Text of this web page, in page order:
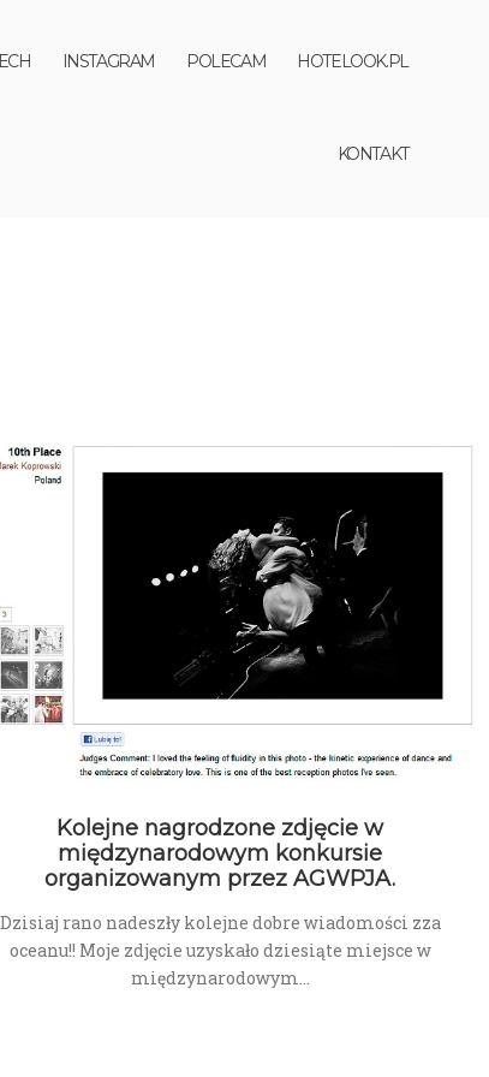
INSTAGRAM POLECAM HOTELOOK.PL
KONTAKT
Kolejne nagrodzone zdjęcie w
międzynarodowym konkursie
organizowanym przez AGWPJA.
Dzisiaj rano nadeszły kolejne dobre wiadomości zza
oceanu!! Moje zdjęcie uzyskało dziesiąte miejsce w
międzynarodowym…